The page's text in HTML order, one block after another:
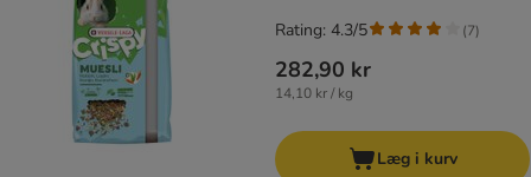
282,90 kr
14,10 kr / kg
Rating: 4.3/5 (7)
Læg i kurv